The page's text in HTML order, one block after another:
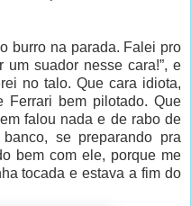
burro na parada. Falei pro
um suador nesse cara!”, e
no talo. Que cara idiota,
Ferrari bem pilotado. Que
falou nada e de rabo de
se preparando pra
bem com ele, porque me
tocada e estava a fim do